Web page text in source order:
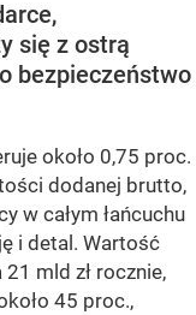
się z ostrą
bezpieczeństwo
około 0,75 proc.
dodanej brutto,
w całym łańcuchu
i detal. Wartość
mld zł rocznie,
45 proc.,